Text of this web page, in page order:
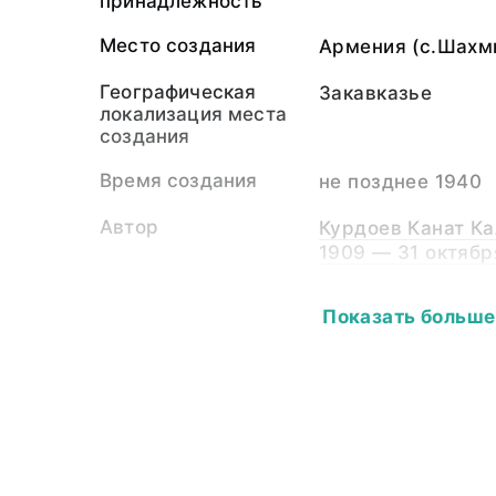
Место создания Армения
Географическая
локализация места
создания
Закавказье
Время создания не позднее 1940
Автор
Курдоев Канат
1909 — 31
1909 — 31
Показать больше